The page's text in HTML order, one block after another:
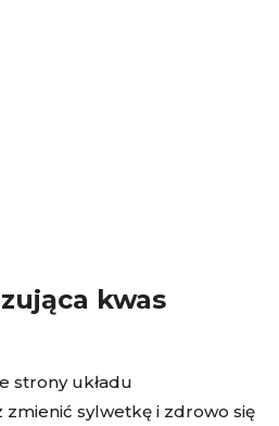
kwas
strony układu
sylwetkę i zdrowo się